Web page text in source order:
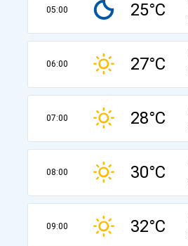
05:00 25°C
06:00 27°C
07:00 28°C
08:00 30°C
09:00 32°C